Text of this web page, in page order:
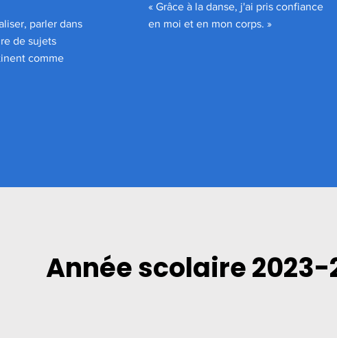
parler dans
de sujets
comme
« Grâce à la danse, j'ai pris confiance
en moi et en mon corps. »
Année scolaire 2023-